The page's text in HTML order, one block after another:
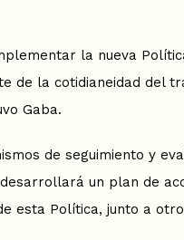
la nueva
de la cotidianeidad
Gaba.
de seguimiento y
un plan de
esta Política, junto a